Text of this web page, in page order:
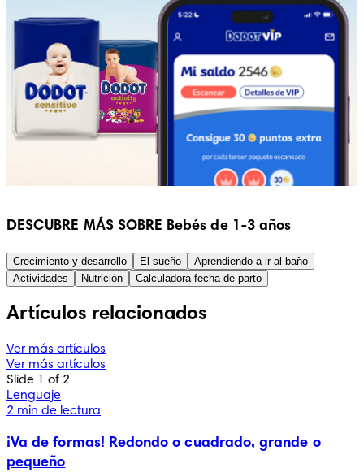
DESCUBRE MÁS SOBRE Bebés de 1-3 años
Crecimiento y desarrollo El sueño
Aprendiendo a ir al baño
Actividades
Nutrición Calculadora fecha de parto
Artículos relacionados
Ver más artículos
Ver más artículos
Slide 1 of 2
Lenguaje
2 min de lectura
¡Va de formas! Redondo o cuadrado, grande o
pequeño